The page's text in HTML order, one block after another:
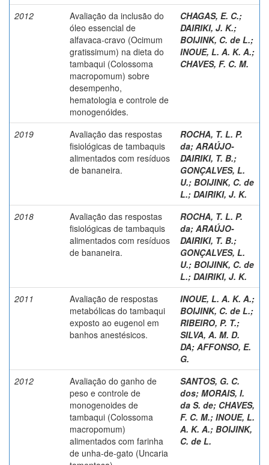
2012
Avaliação da inclusão do
óleo essencial de
alfavaca-cravo (Ocimum
gratissimum) na dieta do
tambaqui (Colossoma
macropomum) sobre
desempenho,
hematologia e controle de
monogenóides.
CHAGAS, E. C.;
DAIRIKI, J. K.;
BOIJINK, C. de L.;
INOUE, L. A. K. A.;
CHAVES, F. C. M.
2019
Avaliação das respostas
fisiológicas de tambaquis
alimentados com resíduos
de bananeira.
ROCHA, T. L. P.
da; ARAÚJO-
DAIRIKI, T. B.;
GONÇALVES, L.
U.; BOIJINK, C. de
L.; DAIRIKI, J. K.
2018
Avaliação das respostas
fisiológicas de tambaquis
alimentados com resíduos
de bananeira.
ROCHA, T. L. P.
da; ARAÚJO-
DAIRIKI, T. B.;
GONÇALVES, L.
U.; BOIJINK, C. de
L.; DAIRIKI, J. K.
2011
Avaliação de respostas
metabólicas do tambaqui
exposto ao eugenol em
banhos anestésicos.
INOUE, L. A. K. A.;
BOIJINK, C. de L.;
RIBEIRO, P. T.;
SILVA, A. M. D.
DA; AFFONSO, E.
G.
2012
Avaliação do ganho de
peso e controle de
monogenoides de
tambaqui (Colossoma
macropomum)
alimentados com farinha
de unha-de-gato (Uncaria
SANTOS, G. C.
dos; MORAIS, I.
da S. de; CHAVES,
F. C. M.; INOUE, L.
A. K. A.; BOIJINK,
C. de L.